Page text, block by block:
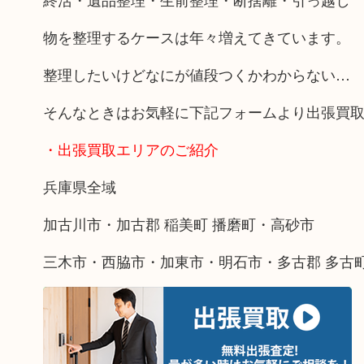
物を整理するケースは年々増えてきています。
整理したいけどなにが値段つくかわからない…
そんなときはお気軽に下記フォームより出張買
・出張買取エリアのご紹介
兵庫県全域
加古川市・加古郡 稲美町 播磨町・高砂市
三木市・西脇市・加東市・明石市・多古郡 多古